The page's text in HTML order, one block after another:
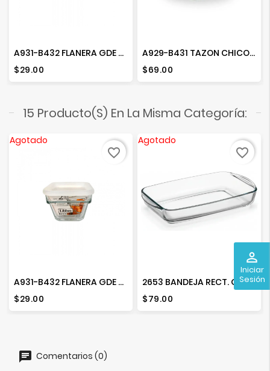
perm_identity
Iniciar
Sesión
A931-B432 FLANERA GDE CON TAPA SAVE N STORE
Precio
$29.00
A929-B431 TAZON CHICO CUADRADO SAVE N STORE
Precio
$69.00
15 Producto(s) En La Misma Categoría:
Agotado
A931-B432 FLANERA GDE CON TAPA SAVE N STORE
Precio
$29.00
favorite_border
Agotado
2653 BANDEJA RECT. GRANDE 3L PYROREY 000 T001
Precio
$79.00
favorite_border
Comentarios (0)